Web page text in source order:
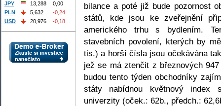
bilance a poté již bude pozornost
států, kde jsou ke zveřejnění
amerického trhu s bydlením.
stavebních povolení, kterých by
tis.) a horší čísla jsou očekávána
jež se má ztenčit z březnových
budou tento týden obchodníky
státy nabídnou květnový index
univerzity (oček.: 62b., předch.:
JPY
13,288
0,00
PLN
5,632
-0,24
USD
20,976 -0,18